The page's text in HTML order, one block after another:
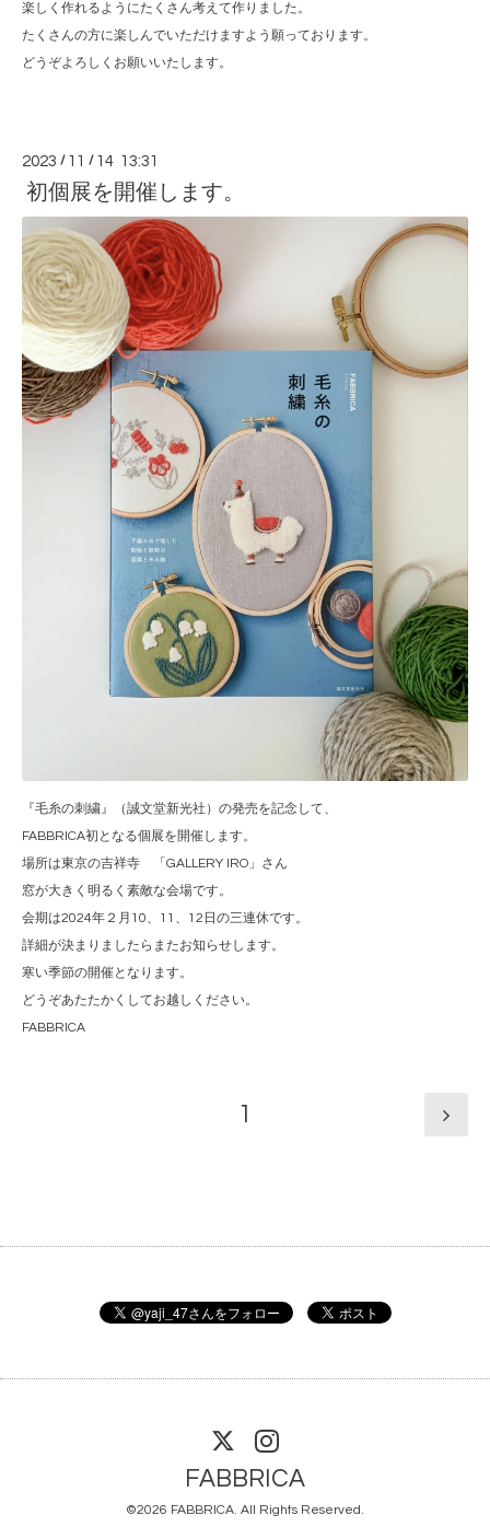
楽しく作れるようにたくさん考えて作りました。
たくさんの方に楽しんでいただけますよう願っております。
どうぞよろしくお願いいたします。
2023 / 11 / 14 13:31
初個展を開催します。
『毛糸の刺繍』（誠文堂新光社）の発売を記念して、
FABBRICA初となる個展を開催します。
場所は東京の吉祥寺 「GALLERY IRO」さん
窓が大きく明るく素敵な会場です。
会期は2024年２月10、11、12日の三連休です。
詳細が決まりましたらまたお知らせします。
寒い季節の開催となります。
どうぞあたたかくしてお越しください。
FABBRICA
1
FABBRICA
©2026 FABBRICA. All Rights Reserved.